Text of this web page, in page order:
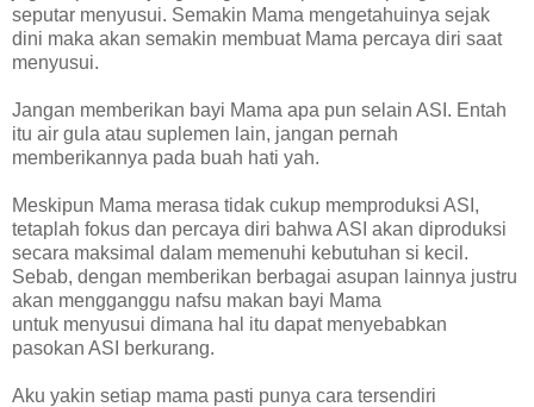
seputar menyusui. Semakin Mama mengetahuinya sejak
dini maka akan semakin membuat Mama percaya diri saat
menyusui.
Jangan memberikan bayi Mama apa pun selain ASI. Entah
itu air gula atau suplemen lain, jangan pernah
memberikannya pada buah hati yah.
Meskipun Mama merasa tidak cukup memproduksi ASI,
tetaplah fokus dan percaya diri bahwa ASI akan diproduksi
secara maksimal dalam memenuhi kebutuhan si kecil.
Sebab, dengan memberikan berbagai asupan lainnya justru
akan mengganggu nafsu makan bayi Mama
untuk menyusui dimana hal itu dapat menyebabkan
pasokan ASI berkurang.
Aku yakin setiap mama pasti punya cara tersendiri